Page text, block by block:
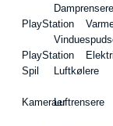
PlayStation
PlayStation
Spil
Kameraer
Damprensere
Luftkølere
Luftrensere